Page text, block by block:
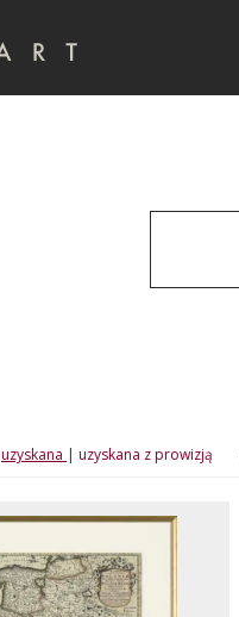
uzyskana | uzyskana z prowizją